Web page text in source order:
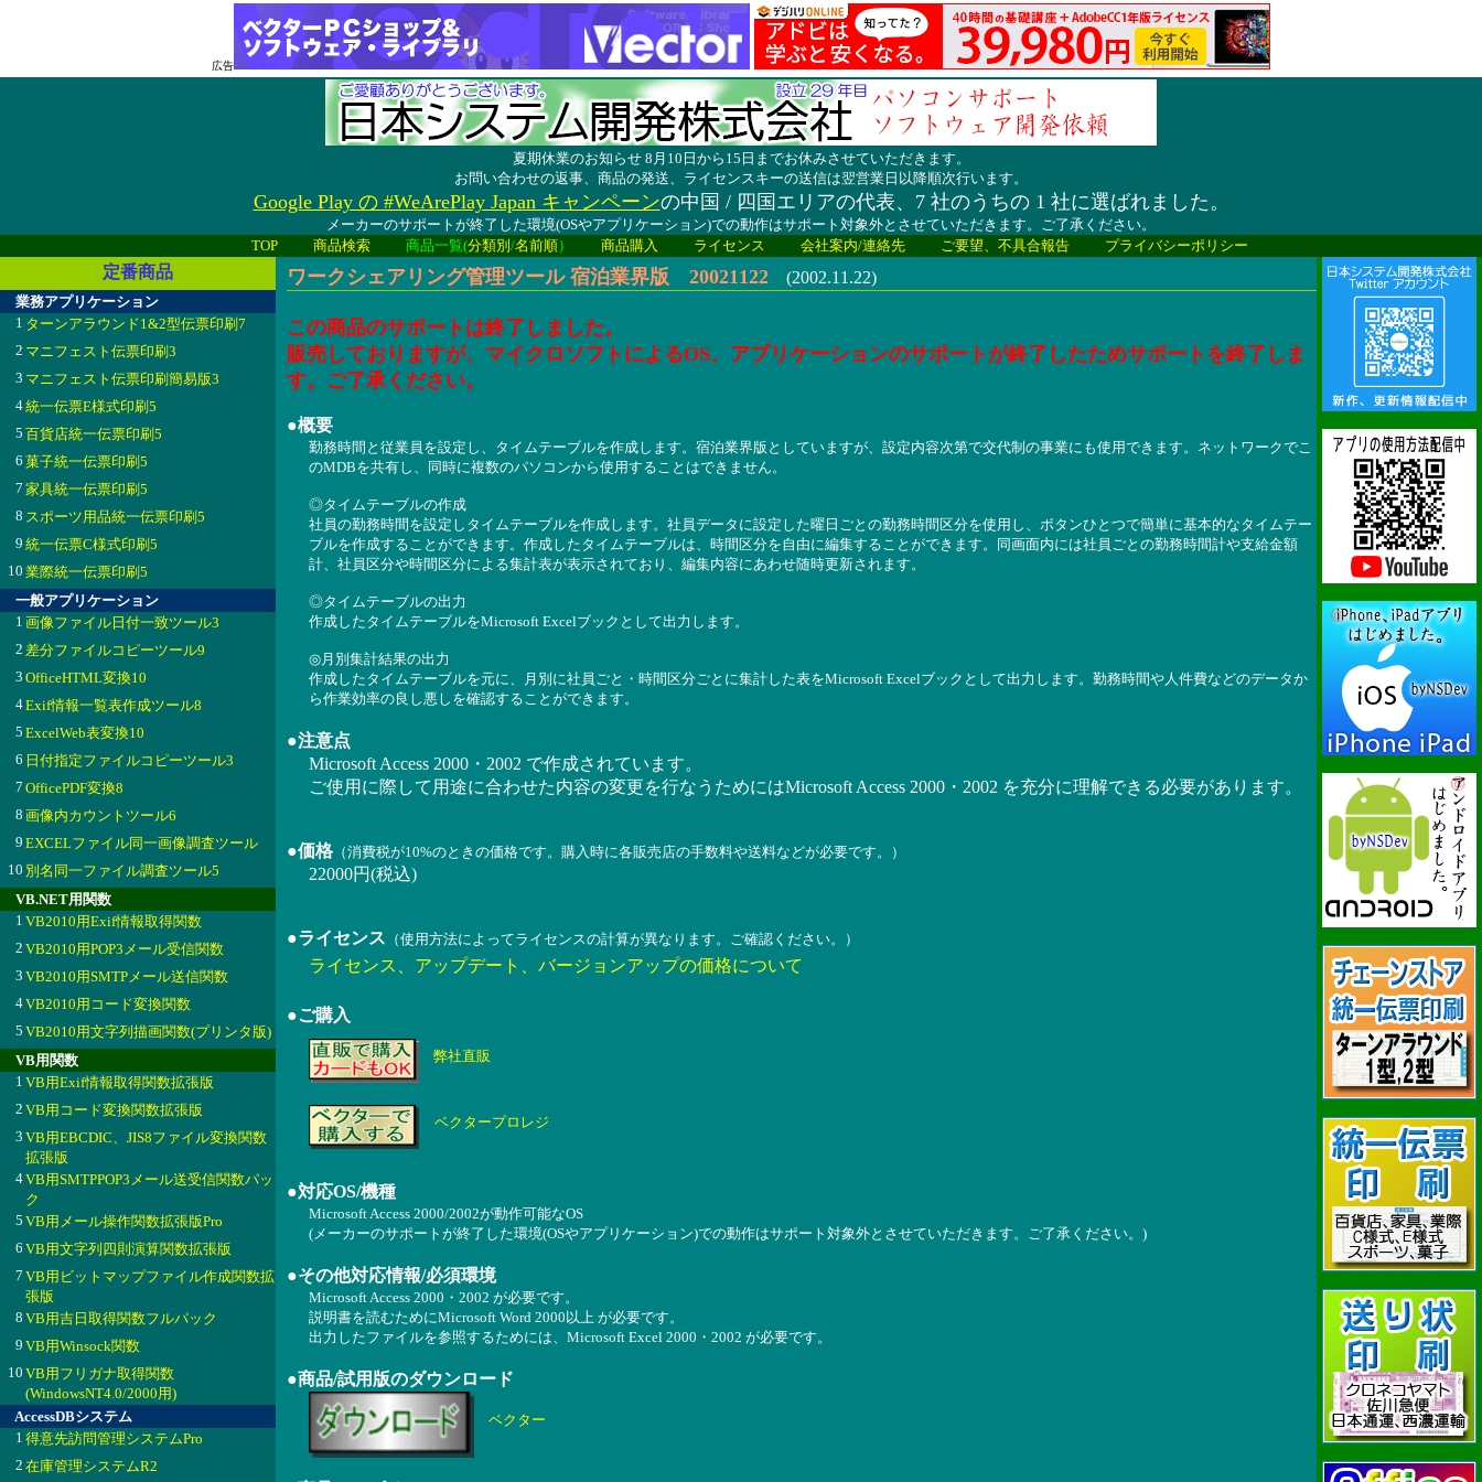
広告
夏期休業のお知らせ 8月10日から15日までお休みさせていただきます。
お問い合わせの返事、商品の発送、ライセンスキーの送信は翌営業日以降順次行います。
Google Play の #WeArePlay Japan キャンペーンの中国 / 四国エリアの代表、7 社のうちの 1 社に選ばれました。
メーカーのサポートが終了した環境(OSやアプリケーション)での動作はサポート対象外とさせていただきます。ご了承ください。
TOP
商品検索 商品一覧(分類別 /名前順） 商品購入 ライセンス 会社案内/連絡先 ご要望、不具合報告 プライバシーポリシー
定番商品
業務アプリケーション
1 ターンアラウンド1&2型伝票印刷7
2 マニフェスト伝票印刷3
3 マニフェスト伝票印刷簡易版3
4統一伝票E様式印刷5
5 百貨店統一伝票印刷5
6 菓子統一伝票印刷5
7 家具統一伝票印刷5
8 スポーツ用品統一伝票印刷5
9 統一伝票C様式印刷5
10 業際統一伝票印刷5
一般アプリケーション
1 画像ファイル日付一致ツール3
2 差分ファイルコピーツール9
3 OfficeHTML変換10
4Exif情報一覧表作成ツール8
5 ExcelWeb表変換10
6 日付指定ファイルコピーツール3
7 OfficePDF変換8
8 画像内カウントツール6
9 EXCELファイル同一画像調査ツール
10 別名同一ファイル調査ツール5
VB.NET用関数
1 VB2010用Exif情報取得関数
2 VB2010用POP3メール受信関数
3 VB2010用SMTPメール送信関数
4VB2010用コード変換関数
5 VB2010用文字列描画関数(プリンタ版)
VB用関数
1 VB用Exif情報取得関数拡張版
2 VB用コード変換関数拡張版
3 VB用EBCDIC、JIS8ファイル変換関数
拡張版
4VB用SMTPPOP3メール送受信関数パッ
ク
5 VB用メール操作関数拡張版Pro
6 VB用文字列四則演算関数拡張版
7 VB用ビットマップファイル作成関数拡
張版
8 VB用吉日取得関数フルパック
9 VB用Winsock関数
10 VB用フリガナ取得関数
(WindowsNT4.0/2000用)
AccessDBシステム
1 得意先訪問管理システムPro
2 在庫管理システムR2
ワークシェアリング管理ツール 宿泊業界版 20021122 (2002.11.22)
この商品のサポートは終了しました。
販売しておりますが、マイクロソフトによるOS、アプリケーションのサポートが終了したためサポートを終了しま
す。ご了承ください。
●概要
勤務時間と従業員を設定し、タイムテーブルを作成します。宿泊業界版としていますが、設定内容次第で交代制の事業にも使用できます。ネットワークでこ
のMDBを共有し、同時に複数のパソコンから使用することはできません。
◎タイムテーブルの作成
社員の勤務時間を設定しタイムテーブルを作成します。社員データに設定した曜日ごとの勤務時間区分を使用し、ボタンひとつで簡単に基本的なタイムテー
ブルを作成することができます。作成したタイムテーブルは、時間区分を自由に編集することができます。同画面内には社員ごとの勤務時間計や支給金額
計、社員区分や時間区分による集計表が表示されており、編集内容にあわせ随時更新されます。
◎タイムテーブルの出力
作成したタイムテーブルをMicrosoft Excelブックとして出力します。
◎月別集計結果の出力
作成したタイムテーブルを元に、月別に社員ごと・時間区分ごとに集計した表をMicrosoft Excelブックとして出力します。勤務時間や人件費などのデータか
ら作業効率の良し悪しを確認することができます。
●注意点
Microsoft Access 2000・2002 で作成されています。
ご使用に際して用途に合わせた内容の変更を行なうためにはMicrosoft Access 2000・2002 を充分に理解できる必要があります。
●価格（消費税が10%のときの価格です。購入時に各販売店の手数料や送料などが必要です。）
22000円(税込)
●ライセンス （使用方法によってライセンスの計算が異なります。ご確認ください。）
ライセンス、アップデート、バージョンアップの価格について
●ご購入
弊社直販
ベクタープロレジ
●対応OS/機種
Microsoft Access 2000/2002が動作可能なOS
(メーカーのサポートが終了した環境(OSやアプリケーション)での動作はサポート対象外とさせていただきます。ご了承ください。)
●その他対応情報/必須環境
Microsoft Access 2000・2002 が必要です。
説明書を読むためにMicrosoft Word 2000以上 が必要です。
出力したファイルを参照するためには、Microsoft Excel 2000・2002 が必要です。
●商品/試用版のダウンロード
ベクター